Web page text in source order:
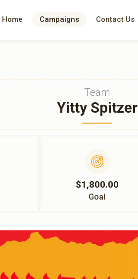
Home Campaigns Contact Us
Team
Yitty Spitzer
$1,800.00
Goal